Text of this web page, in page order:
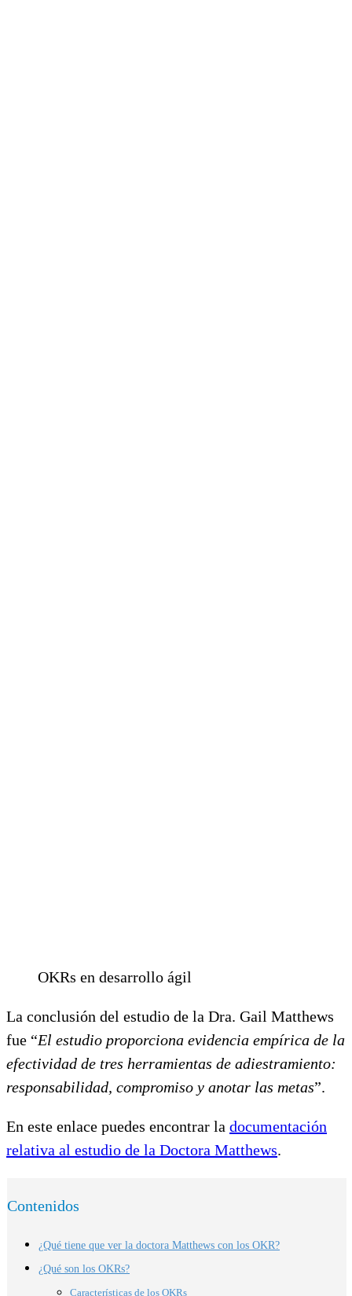
OKRs en desarrollo ágil
La conclusión del estudio de la Dra. Gail Matthews
fue “El estudio proporciona evidencia empírica de la
efectividad de tres herramientas de adiestramiento:
responsabilidad, compromiso y anotar las metas”.
En este enlace puedes encontrar la documentación
relativa al estudio de la Doctora Matthews.
Contenidos
¿Qué tiene que ver la doctora Matthews con los OKR?
¿Qué son los OKRs?
Características de los OKRs